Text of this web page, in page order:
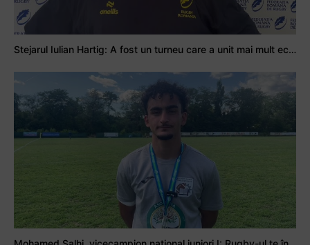
Stejarul Iulian Hartig: A fost un turneu care a unit mai mult echipa